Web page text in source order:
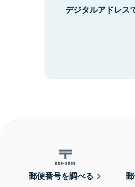
デジタルアドレス
郵便番号を調べる